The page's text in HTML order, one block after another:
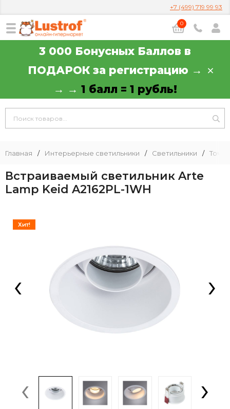
+7 (499) 719 99 93
0
3 000 Бонусных Баллов в
ПОДАРОК за регистрацию →
→ → 1 балл = 1 рубль!
Главная / Интерьерные светильники / Светильники /
Встраиваемый светильник Arte
Lamp Keid A2162PL-1WH
Хит!
‹ ›
‹ ›